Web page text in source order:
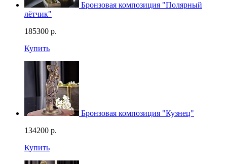
Бронзовая композиция "Полярный
лётчик"
185300 р.
Купить
Бронзовая композиция "Кузнец"
134200 р.
Купить